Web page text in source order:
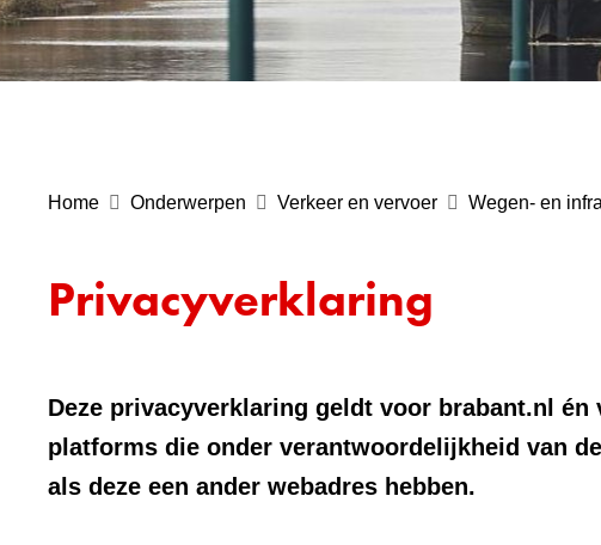
Home Onderwerpen Verkeer en vervoer Wegen- en
Privacyverklaring
Deze privacyverklaring geldt voor brabant.nl
platforms die onder verantwoordelijkheid van
als deze een ander webadres hebben.